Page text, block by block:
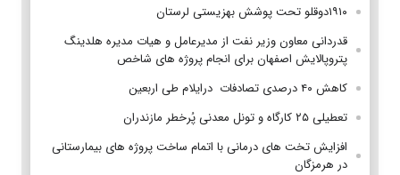
۱۹۱۰دوقلو تحت پوشش بهزیستی لرستان
قدردانی معاون وزیر نفت از مدیرعامل و هیات مدیره هلدینگ
پتروپالایش اصفهان برای انجام پروژه های شاخص
کاهش ۴۰ درصدی تصادفات درایلام طی اربعین
تعطیلی ۲۵ کارگاه و تونل معدنی پُرخطر مازندران
افزایش تخت های درمانی با اتمام ساخت پروژه های بیمارستانی
در هرمزگان